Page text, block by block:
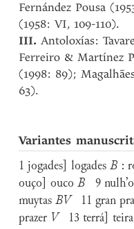
Fernández Pousa
(1958: VI, 109-110).
III. Antoloxías:
Ferreiro & Martínez
(1998: 89);
63).
Variantes
1 jogades] logadesB :
ouço] oucoB 9
muytasBV 11 gran
prazer V 13 terrá]